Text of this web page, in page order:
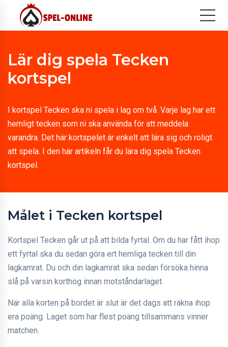
Lär dig spela Tecken
kortspel
I kortspel Tecken ska ni spela i lag om två. Varje lag har ett
hemligt tecken som ni ska använda för att meddela
varandra. Det här kortspelet är enkelt att lära sig och roligt
att spela. I den här artikeln får du lära dig spela Tecken
kortspel.
Målet i Tecken kortspel
Kortspel Tecken går ut på att bilda fyrtal. Om du har fått ihop
ett fyrtal ska du sedan göra ert hemliga tecken till din
lagkamrat. Du och din lagkamrat ska sedan försöka hinna
slå på varsin korthög innan motståndarlaget.
När alla korten på bordet är slut är det dags att räkna ihop
era poäng. Laget som har flest poäng tillsammans vinner
matchen.